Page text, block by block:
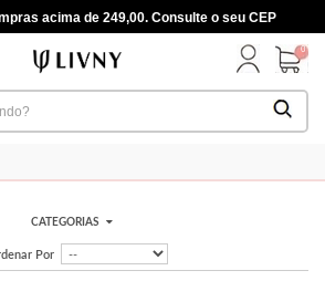
acima de 249,00. Consulte o seu CEP
0
CATEGORIAS
Por